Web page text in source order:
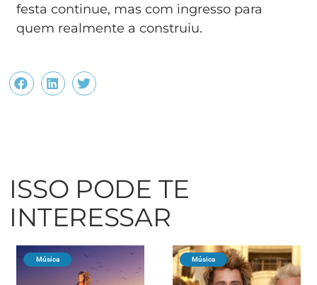
festa continue, mas com ingresso para
quem realmente a construiu.
ISSO PODE TE
INTERESSAR
Música Música